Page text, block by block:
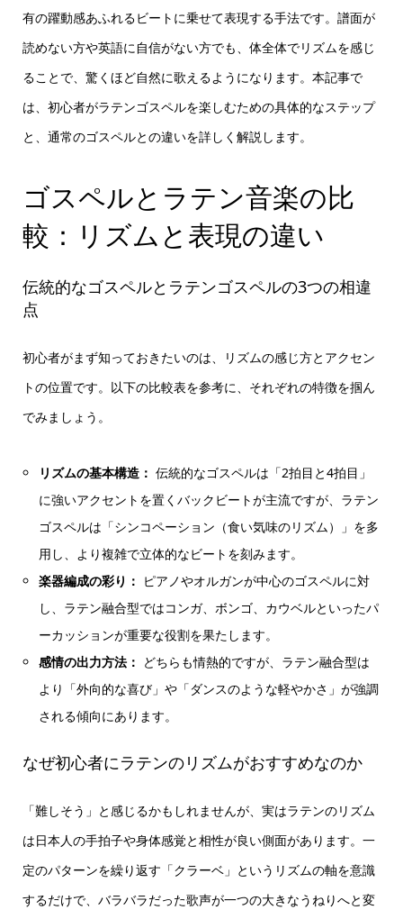
有の躍動感あふれるビートに乗せて表現する手法です。譜面が
読めない方や英語に自信がない方でも、体全体でリズムを感じ
ることで、驚くほど自然に歌えるようになります。本記事で
は、初心者がラテンゴスペルを楽しむための具体的なステップ
と、通常のゴスペルとの違いを詳しく解説します。
ゴスペルとラテン音楽の比
較：リズムと表現の違い
伝統的なゴスペルとラテンゴスペルの3つの相違
点
初心者がまず知っておきたいのは、リズムの感じ方とアクセン
トの位置です。以下の比較表を参考に、それぞれの特徴を掴ん
でみましょう。
リズムの基本構造： 伝統的なゴスペルは「2拍目と4拍目」
に強いアクセントを置くバックビートが主流ですが、ラテン
ゴスペルは「シンコペーション（食い気味のリズム）」を多
用し、より複雑で立体的なビートを刻みます。
楽器編成の彩り： ピアノやオルガンが中心のゴスペルに対
し、ラテン融合型ではコンガ、ボンゴ、カウベルといったパ
ーカッションが重要な役割を果たします。
感情の出力方法： どちらも情熱的ですが、ラテン融合型は
より「外向的な喜び」や「ダンスのような軽やかさ」が強調
される傾向にあります。
なぜ初心者にラテンのリズムがおすすめなのか
「難しそう」と感じるかもしれませんが、実はラテンのリズム
は日本人の手拍子や身体感覚と相性が良い側面があります。一
定のパターンを繰り返す「クラーベ」というリズムの軸を意識
するだけで、バラバラだった歌声が一つの大きなうねりへと変